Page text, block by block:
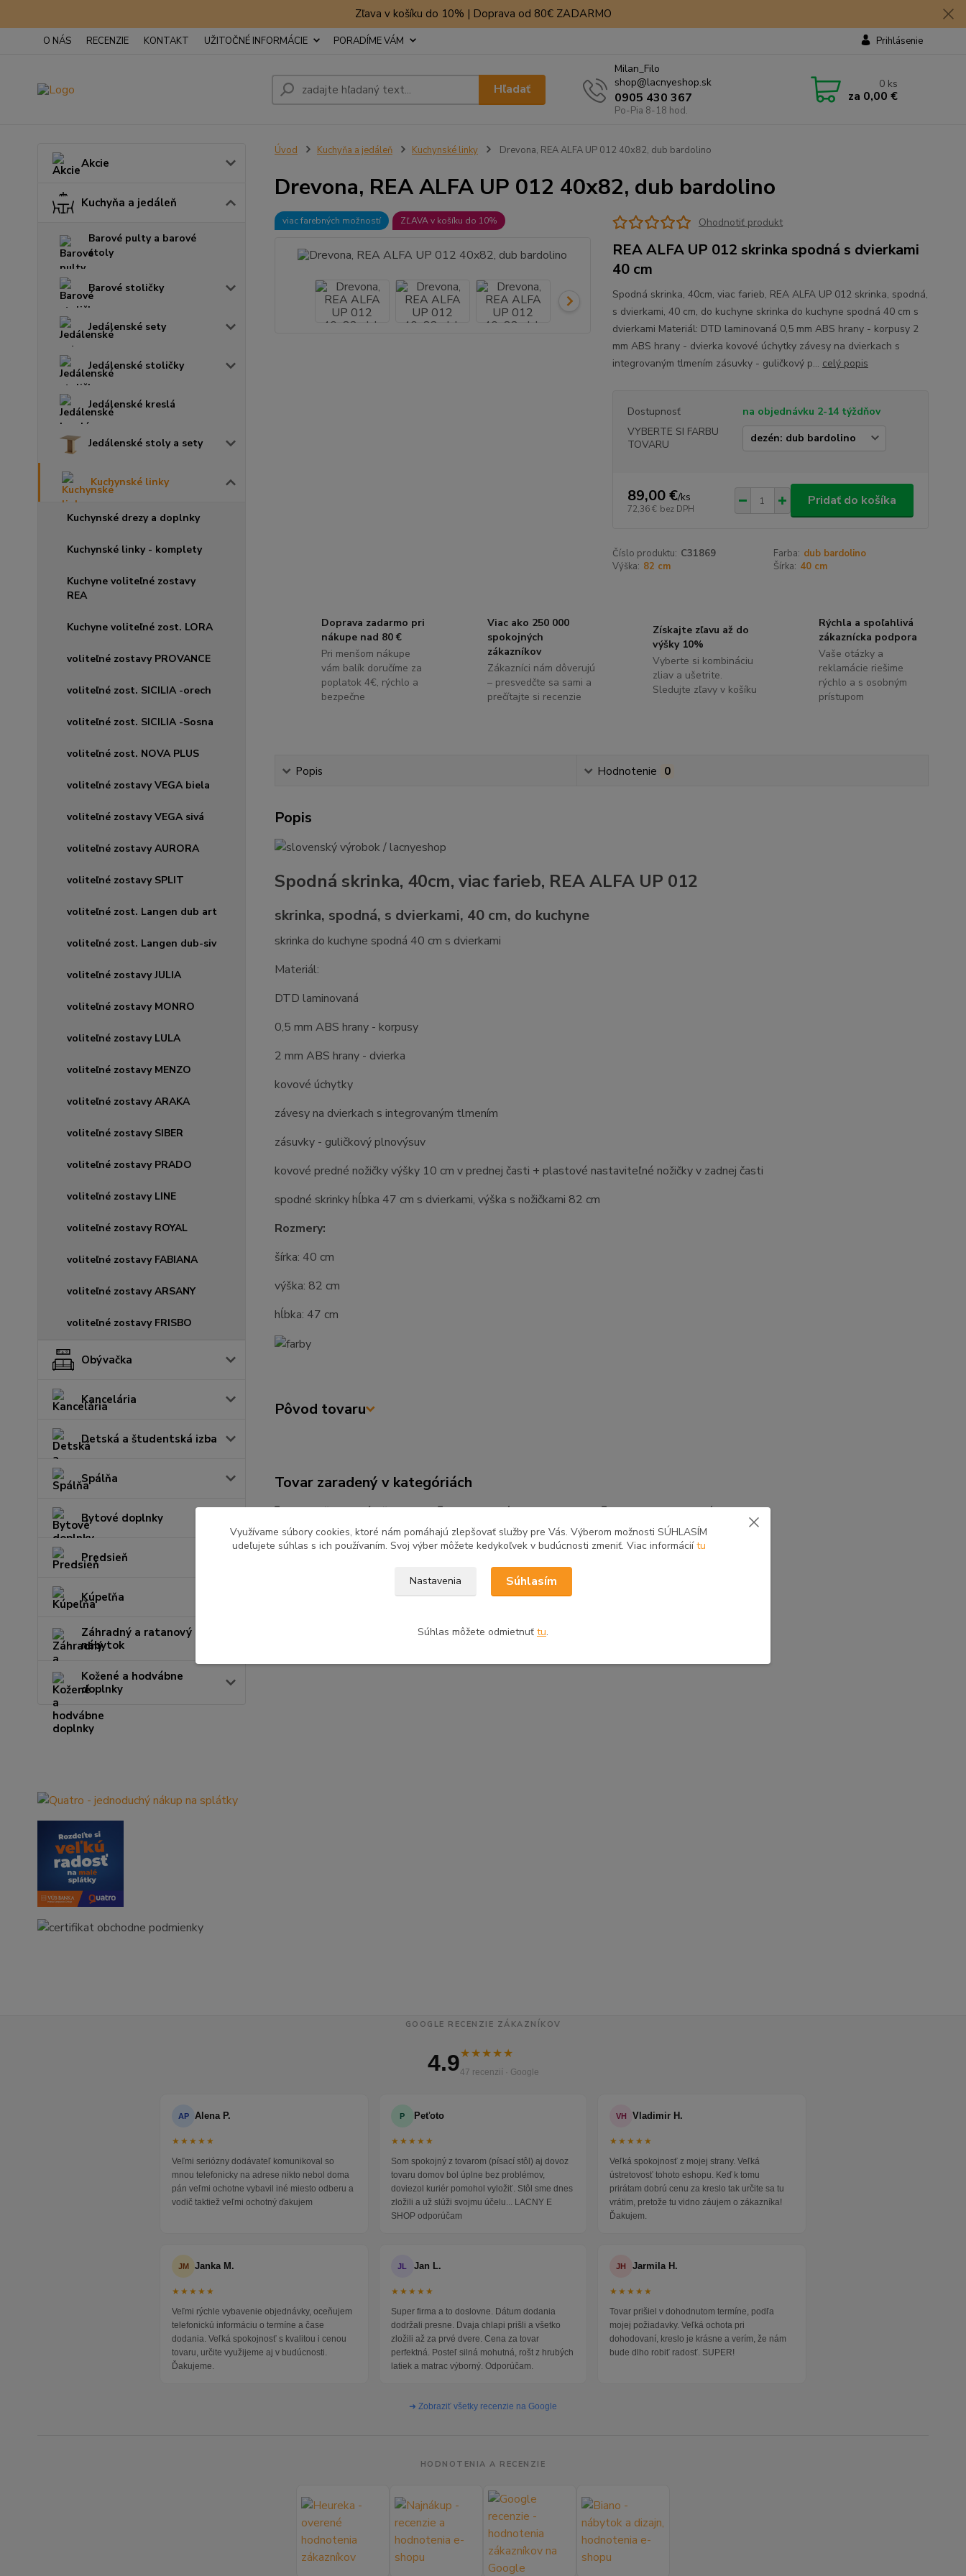
Zľava v košíku do 10% | Doprava od 80€ ZADARMO
O NÁS RECENZIE KONTAKT UŽITOČNÉ INFORMÁCIE PORADÍME VÁM Prihlásenie
Hľadať
Milan_Filo
shop@lacnyeshop.sk
0905 430 367
Po-Pia 8-18 hod.
0 ks
za 0,00 €
Akcie
Kuchyňa a jedáleň
Barové pulty a barové
stoly
Barové stoličky
Jedálenské sety
Jedálenské stoličky
Jedálenské kreslá
Jedálenské stoly a sety
Kuchynské linky
Kuchynské drezy a doplnky
Kuchynské linky - komplety
Kuchyne voliteľné zostavy
REA
Kuchyne voliteľné zost. LORA
voliteľné zostavy PROVANCE
voliteľné zost. SICILIA -orech
voliteľné zost. SICILIA -Sosna
voliteľné zost. NOVA PLUS
voliteľné zostavy VEGA biela
voliteľné zostavy VEGA sivá
voliteľné zostavy AURORA
voliteľné zostavy SPLIT
voliteľné zost. Langen dub art
voliteľné zost. Langen dub-siv
voliteľné zostavy JULIA
voliteľné zostavy MONRO
voliteľné zostavy LULA
voliteľné zostavy MENZO
voliteľné zostavy ARAKA
voliteľné zostavy SIBER
voliteľné zostavy PRADO
voliteľné zostavy LINE
voliteľné zostavy ROYAL
voliteľné zostavy FABIANA
voliteľné zostavy ARSANY
voliteľné zostavy FRISBO
Obývačka
Kancelária
Detská a študentská izba
Spálňa
Bytové doplnky
Predsieň
Kúpeľňa
Záhradný a ratanový
nábytok
Kožené a hodvábne
doplnky
Úvod Kuchyňa a jedáleň Kuchynské linky Drevona, REA ALFA UP 012 40x82, dub bardolino
Drevona, REA ALFA UP 012 40x82, dub bardolino
viac farebných možností ZĽAVA v košíku do 10% Ohodnotiť produkt
REA ALFA UP 012 skrinka spodná s dvierkami
40 cm
Spodná skrinka, 40cm, viac farieb, REA ALFA UP 012 skrinka, spodná,
s dvierkami, 40 cm, do kuchyne skrinka do kuchyne spodná 40 cm s
dvierkami Materiál: DTD laminovaná 0,5 mm ABS hrany - korpusy 2
mm ABS hrany - dvierka kovové úchytky závesy na dvierkach s
integrovaným tlmením zásuvky - guličkový p... celý popis
Dostupnosť
na objednávku 2-14 týždňov
VYBERTE SI FARBU
TOVARU
89,00 €/ks
72,36 € bez DPH
Pridať do košíka
Číslo produktu: C31869 Farba: dub bardolino
Výška: 82 cm Šírka: 40 cm
Doprava zadarmo pri
nákupe nad 80 €
Pri menšom nákupe
vám balík doručíme za
poplatok 4€, rýchlo a
bezpečne
Viac ako 250 000
spokojných
zákazníkov
Zákazníci nám dôverujú
– presvedčte sa sami a
prečítajte si recenzie
Získajte zľavu až do
výšky 10%
Vyberte si kombináciu
zliav a ušetrite.
Sledujte zľavy v košíku
Rýchla a spoľahlivá
zákaznícka podpora
Vaše otázky a
reklamácie riešime
rýchlo a s osobným
prístupom
Popis Hodnotenie 0
Popis
Spodná skrinka, 40cm, viac farieb, REA ALFA UP 012
skrinka, spodná, s dvierkami, 40 cm, do kuchyne
skrinka do kuchyne spodná 40 cm s dvierkami
Materiál:
DTD laminovaná
0,5 mm ABS hrany - korpusy
2 mm ABS hrany - dvierka
kovové úchytky
závesy na dvierkach s integrovaným tlmením
zásuvky - guličkový plnovýsuv
kovové predné nožičky výšky 10 cm v prednej časti + plastové nastaviteľné nožičky v zadnej časti
spodné skrinky hĺbka 47 cm s dvierkami, výška s nožičkami 82 cm
Rozmery:
šírka: 40 cm
výška: 82 cm
hĺbka: 47 cm
Pôvod tovaru
Tovar zaradený v kategóriách
Kuchyňa a jedáleň Kuchynské linky
Kuchyne voliteľné zostavy
REA
GOOGLE RECENZIE ZÁKAZNÍKOV
4.9★★★★★
47 recenzií · Google
AP Alena P.
★★★★★
Veľmi seriózny dodávateľ komunikoval so
mnou telefonicky na adrese nikto nebol doma
pán veľmi ochotne vybavil iné miesto odberu a
vodič taktiež veľmi ochotný ďakujem
P Peťoto
★★★★★
Som spokojný z tovarom (písací stôl) aj dovoz
tovaru domov bol úplne bez problémov,
doviezol kuriér pomohol vyložiť. Stôl sme dnes
zložili a už slúži svojmu účelu... LACNY E
SHOP odporúčam
VH Vladimir H.
★★★★★
Veľká spokojnosť z mojej strany. Veľká
ústretovosť tohoto eshopu. Keď k tomu
prirátam dobrú cenu za kreslo tak určite sa tu
vrátim, pretože tu vidno záujem o zákazníka!
Ďakujem.
JM Janka M.
★★★★★
Veľmi rýchle vybavenie objednávky, oceňujem
telefonickú informáciu o termíne a čase
dodania. Veľká spokojnosť s kvalitou i cenou
tovaru, určite využijeme aj v budúcnosti.
Ďakujeme.
JL Jan L.
★★★★★
Super firma a to doslovne. Dátum dodania
dodržali presne. Dvaja chlapi prišli a všetko
zložili až za prvé dvere. Cena za tovar
perfektná. Posteľ silná mohutná, rošt z hrubých
latiek a matrac výborný. Odporúčam.
JH Jarmila H.
★★★★★
Tovar prišiel v dohodnutom termíne, podľa
mojej požiadavky. Veľká ochota pri
dohodovaní, kreslo je krásne a verím, že nám
bude dlho robiť radosť. SUPER!
➜ Zobraziť všetky recenzie na Google
HODNOTENIA A RECENZIE
Využívame súbory cookies, ktoré nám pomáhajú zlepšovať služby pre Vás. Výberom možnosti SÚHLASÍM
udeľujete súhlas s ich používaním. Svoj výber môžete kedykoľvek v budúcnosti zmeniť. Viac informáciítu
Nastavenia Súhlasím
Súhlas môžete odmietnuť tu.